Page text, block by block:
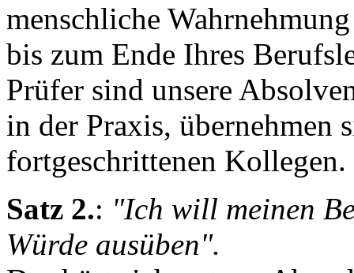
menschliche
bis zum Ende Ihres
Prüfer sind unsere
in der Praxis, übernehmen
fortgeschrittenen
Satz 2.: "Ich will meinen
Würde ausüben".